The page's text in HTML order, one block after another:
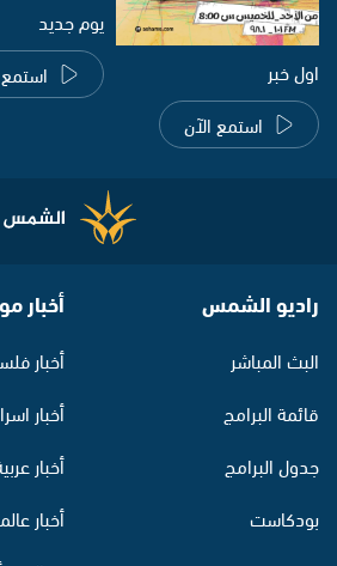
اول خبر
استمع الآن
يوم جديد
راديو الشمس
البث المباشر
قائمة البرامج
جدول البرامج
بودكاست
أخبار
أخبار
أخبار
أخبار
أخبار